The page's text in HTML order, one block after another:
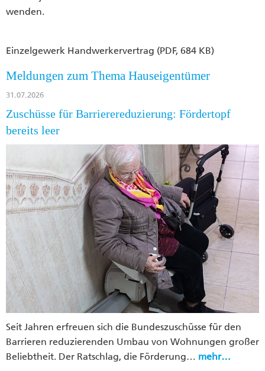
wenden.
Einzelgewerk Handwerkervertrag (PDF, 684 KB)
Meldungen zum Thema Hauseigentümer
31.07.2026
Zuschüsse für Barrierereduzierung: Fördertopf
bereits leer
Seit Jahren erfreuen sich die Bundeszuschüsse für den
Barrieren reduzierenden Umbau von Wohnungen großer
Beliebtheit. Der Ratschlag, die Förderung… mehr…